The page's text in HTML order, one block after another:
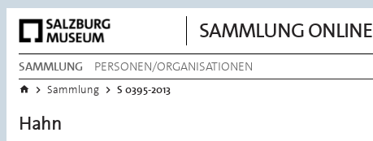
SAMMLUNG ONLINE
SAMMLUNG PERSONEN/ORGANISATIONEN
Sie befinden sich hier:
Startseite
>
Sammlung >
S 0395-2013
Hahn